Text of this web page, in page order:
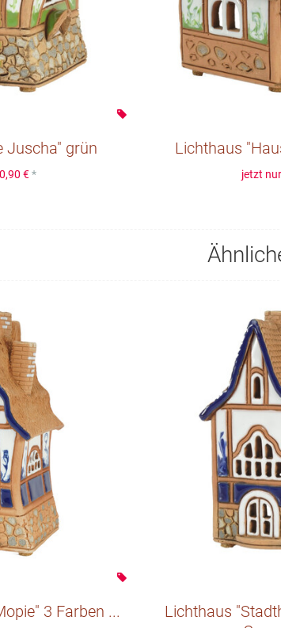
Juscha" grün
€ *
Lichthaus
jetzt nur
3 Farben ...
Lichthaus